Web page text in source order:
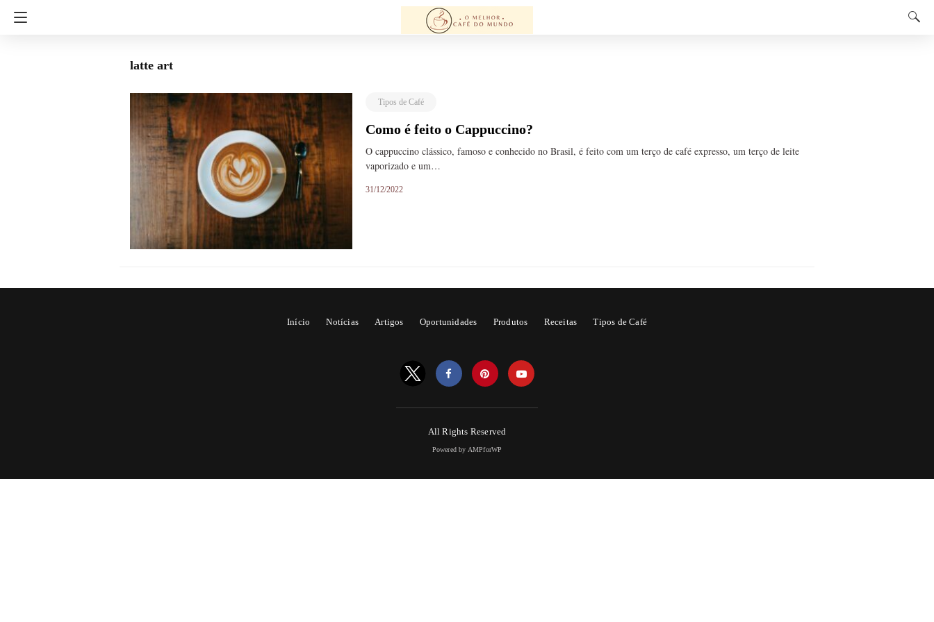
latte art
Tipos de Café
Como é feito o Cappuccino?
O cappuccino clássico, famoso e conhecido no Brasil, é feito com um terço de café expresso, um terço de leite
vaporizado e um…
31/12/2022
Início Notícias Artigos Oportunidades Produtos Receitas Tipos de Café
All Rights Reserved
Powered by AMPforWP